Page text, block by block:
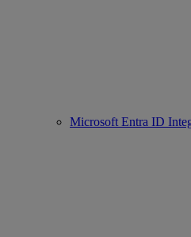
Microsoft Entra ID